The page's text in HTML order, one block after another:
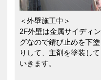
＜外壁施工中＞
2F外壁は金属サイディン
グなので錆び止めを下塗
りして、主剤を塗装して
いきます。